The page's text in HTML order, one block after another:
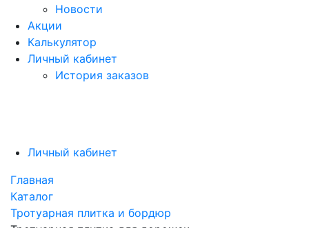
Новости
Акции
Калькулятор
Личный кабинет
История заказов
Личный кабинет
Главная
Каталог
Тротуарная плитка и бордюр